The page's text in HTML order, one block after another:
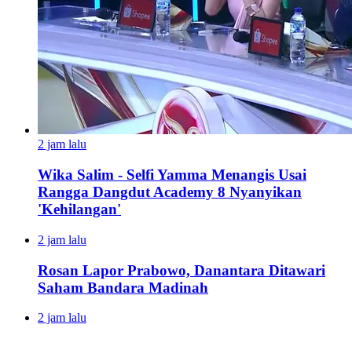
2 jam lalu
Wika Salim - Selfi Yamma Menangis Usai
Rangga Dangdut Academy 8 Nyanyikan
'Kehilangan'
2 jam lalu
Rosan Lapor Prabowo, Danantara Ditawari
Saham Bandara Madinah
2 jam lalu